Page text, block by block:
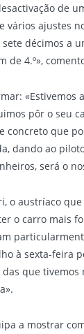
de
vários ajustes
décimos a
de 4.º»,
pôr o seu
concreto que
dando ao
será o
o austríaco
o carro mais
à sexta-feira
que
a mostrar